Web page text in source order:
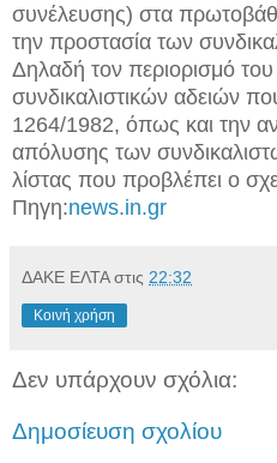
συνέλευσης) στα
την προστασία των
Δηλαδή τον περιορισμό
συνδικαλιστικών αδειών
1264/1982, όπως και την
απόλυσης των
λίστας που προβλέπει ο
Πηγη:news.in.gr
ΔΑΚΕ ΕΛΤΑ στις 22:32
Κοινή χρήση
Δεν υπάρχουν σχόλια:
Δημοσίευση σχολίου